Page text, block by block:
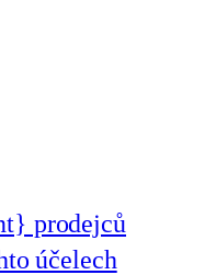
prodejců
účelech